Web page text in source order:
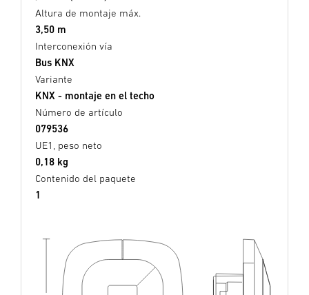
Altura de montaje máx.
3,50 m
Interconexión vía
Bus KNX
Variante
KNX - montaje en el techo
Número de artículo
079536
UE1, peso neto
0,18 kg
Contenido del paquete
1